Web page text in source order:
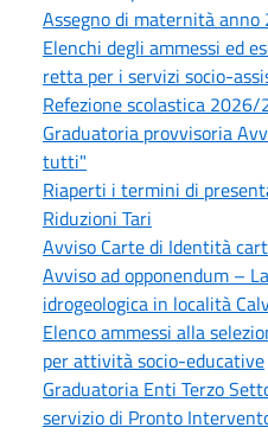
Assegno di maternità anno
Elenchi degli ammessi ed
retta per i servizi socio-
Refezione scolastica 2026/
Graduatoria provvisoria
tutti"
Riaperti i termini di
Riduzioni Tari
Avviso Carte di Identità
Avviso ad opponendum –
idrogeologica in località
Elenco ammessi alla
per attività socio-educative
Graduatoria Enti Terzo
servizio di Pronto